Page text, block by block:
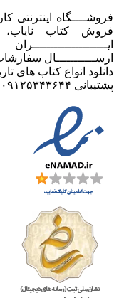
فروشــــگاه اینترنتی
فروش کتاب
ایـــــــــــــــــــــران
ارســـــــــــال
دانلود انواع کتاب های
پشتیبانی ۰۹۱۲۵۳۴۳۶۴۴